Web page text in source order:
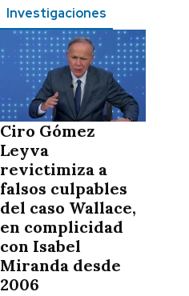
Investigaciones
Ciro Gómez
Leyva
revictimiza a
falsos culpables
del caso Wallace,
en complicidad
con Isabel
Miranda desde
2006